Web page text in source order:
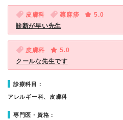
皮膚科 蕁麻疹
5.0
診断が早い先生
皮膚科
5.0
クールな先生です
診療科目：
アレルギー科、皮膚科
専門医・資格：